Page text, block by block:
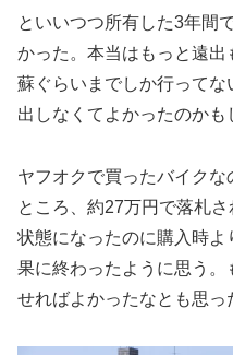
といいつつ所有した3年間
かった。本当はもっと遠
蘇ぐらいまでしか行って
出しなくてよかったのかも
ヤフオクで買ったバイク
ところ、約27万円で落札
状態になったのに購入時
果に終わったように思う。
せればよかったなとも思っ